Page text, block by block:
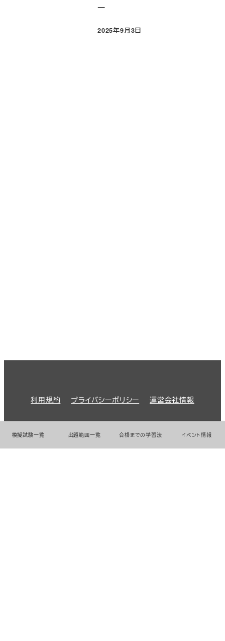
ー
投稿日
2025年9月3日
利用規約 プライバシーポリシー 運営会社情報
© 2026 GMO Prime Strategy Co.,Ltd.
模擬試験一覧 出題範囲一覧 合格までの学習法 イベント情報